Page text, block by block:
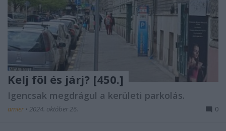
Kelj föl és járj? [450.]
Igencsak megdrágul a kerületi parkolás.
amier • 2024. október 26. 0